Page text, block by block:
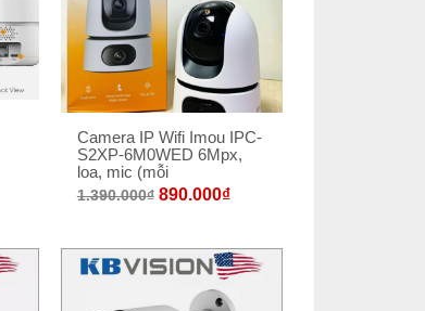
Camera IP Wifi Imou IPC-
S2XP-6M0WED 6Mpx,
loa, mic (mỗi
1.390.000₫ 890.000₫